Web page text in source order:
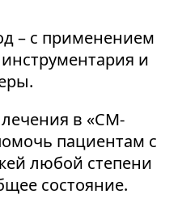
– с применением
и
в «СМ-
пациентам с
любой степени
состояние.